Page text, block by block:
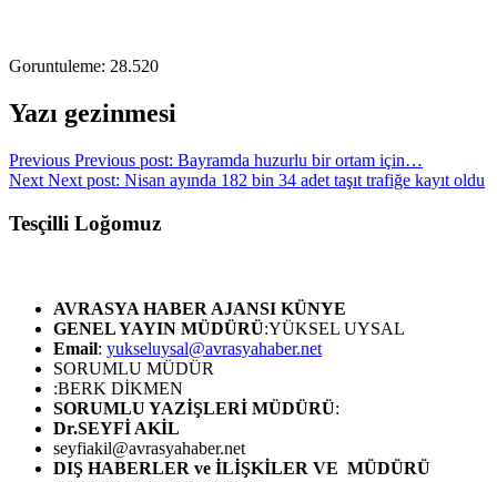
Goruntuleme: 28.520
Yazı gezinmesi
Previous Previous post: Bayramda huzurlu bir ortam için…
Next Next post: Nisan ayında 182 bin 34 adet taşıt trafiğe kayıt oldu
Tesçilli Loğomuz
AVRASYA HABER AJANSI KÜNYE
GENEL YAYIN MÜDÜRÜ:YÜKSEL UYSAL
Email: yukseluysal@avrasyahaber.net
SORUMLU MÜDÜR
:BERK DİKMEN
SORUMLU YAZİŞLERİ MÜDÜRÜ:
Dr.SEYFİ AKİL
seyfiakil@avrasyahaber.net
DIŞ HABERLER ve İLİŞKİLER VE MÜDÜRÜ